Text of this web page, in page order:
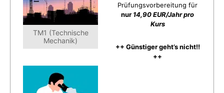
TM1 (Technische
Mechanik)
Prüfungsvorbereitung für
nur 14,90 EUR/Jahr pro
Kurs
++ Günstiger geht’s nicht!!
++